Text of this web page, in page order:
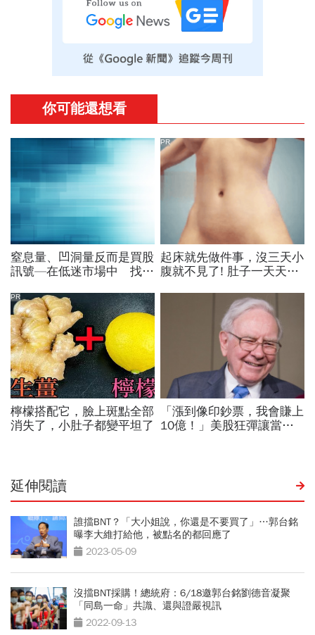
延伸閱讀
誰擋BNT？「大小姐說，你還是不要買了」…郭台銘
曝李大維打給他，被點名的都回應了
2023-05-09
沒擋BNT採購！總統府：6/18邀郭台銘劉德音凝聚
「同島一命」共識、還與證嚴視訊
2022-09-13